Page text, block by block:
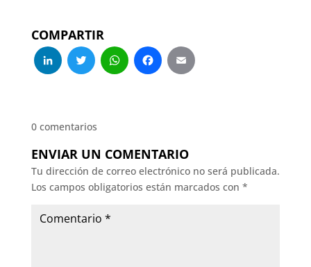
COMPARTIR
LinkedIn
Twitter
WhatsApp
Facebook
0 comentarios
ENVIAR UN COMENTARIO
Tu dirección de correo electrónico no será publicada.
Los campos obligatorios están marcados con *